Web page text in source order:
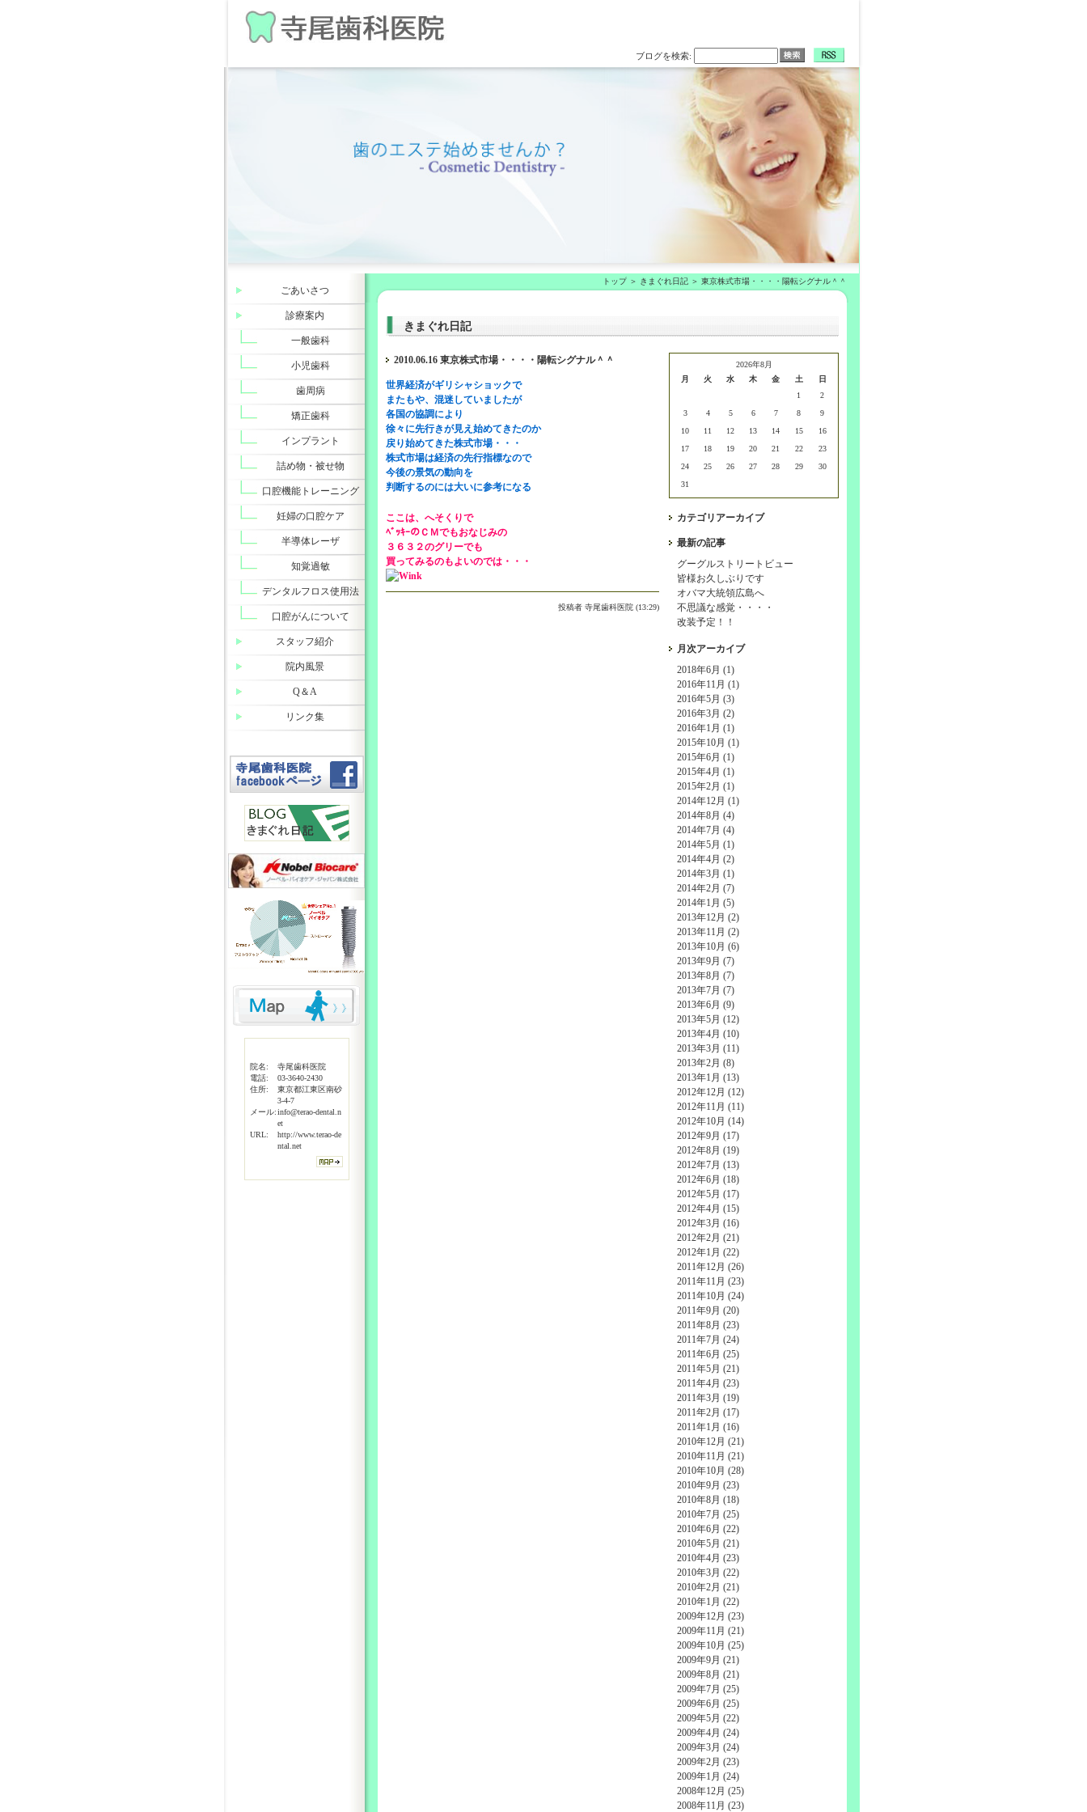
ブログを検索:
トップ きまぐれ日記 東京株式市場・・・・陽転シグナル＾＾
きまぐれ日記
2010.06.16 東京株式市場・・・・陽転シグナル＾＾
世界経済がギリシャショックで
またもや、混迷していましたが
各国の協調により
徐々に先行きが見え始めてきたのか
戻り始めてきた株式市場・・・
株式市場は経済の先行指標なので
今後の景気の動向を
判断するのには大いに参考になる
ここは、へそくりで
ﾍﾞｯｷｰのＣＭでもおなじみの
３６３２のグリーでも
買ってみるのもよいのでは・・・
投稿者寺尾歯科医院 (13:29)
2026年8月
月
火 水 木 金 土
日
1
2
3
4 5 6 7 8
9
10
11 12 13 14 15
16
17
18 19 20 21 22
23
24
25 26 27 28 29
30
31
カテゴリアーカイブ
最新の記事
グーグルストリートビュー
皆様お久しぶりです
オバマ大統領広島へ
不思議な感覚・・・・
改装予定！！
月次アーカイブ
2018年6月 (1)
2016年11月 (1)
2016年5月 (3)
2016年3月 (2)
2016年1月 (1)
2015年10月 (1)
2015年6月 (1)
2015年4月 (1)
2015年2月 (1)
2014年12月 (1)
2014年8月 (4)
2014年7月 (4)
2014年5月 (1)
2014年4月 (2)
2014年3月 (1)
2014年2月 (7)
2014年1月 (5)
2013年12月 (2)
2013年11月 (2)
2013年10月 (6)
2013年9月 (7)
2013年8月 (7)
2013年7月 (7)
2013年6月 (9)
2013年5月 (12)
2013年4月 (10)
2013年3月 (11)
2013年2月 (8)
2013年1月 (13)
2012年12月 (12)
2012年11月 (11)
2012年10月 (14)
2012年9月 (17)
2012年8月 (19)
2012年7月 (13)
2012年6月 (18)
2012年5月 (17)
2012年4月 (15)
2012年3月 (16)
2012年2月 (21)
2012年1月 (22)
2011年12月 (26)
2011年11月 (23)
2011年10月 (24)
2011年9月 (20)
2011年8月 (23)
2011年7月 (24)
2011年6月 (25)
2011年5月 (21)
2011年4月 (23)
2011年3月 (19)
2011年2月 (17)
2011年1月 (16)
2010年12月 (21)
2010年11月 (21)
2010年10月 (28)
2010年9月 (23)
2010年8月 (18)
2010年7月 (25)
2010年6月 (22)
2010年5月 (21)
2010年4月 (23)
2010年3月 (22)
2010年2月 (21)
2010年1月 (22)
2009年12月 (23)
2009年11月 (21)
2009年10月 (25)
2009年9月 (21)
2009年8月 (21)
2009年7月 (25)
2009年6月 (25)
2009年5月 (22)
2009年4月 (24)
2009年3月 (24)
2009年2月 (23)
2009年1月 (24)
2008年12月 (25)
2008年11月 (23)
ごあいさつ
診療案内
一般歯科
小児歯科
歯周病
矯正歯科
インプラント
詰め物・被せ物
口腔機能トレーニング
妊婦の口腔ケア
半導体レーザ
知覚過敏
デンタルフロス使用法
口腔がんについて
スタッフ紹介
院内風景
Q＆A
リンク集
院名:
寺尾歯科医院
電話:
03-3640-2430
住所:
東京都江東区南砂
3-4-7
メール:info@terao-dental.n
et
URL:
http://www.terao-de
ntal.net